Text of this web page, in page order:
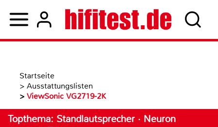
Startseite
> Ausstattungslisten
> ViewSonic VG2719-2K
Topthema: Standlautsprecher · Neuron